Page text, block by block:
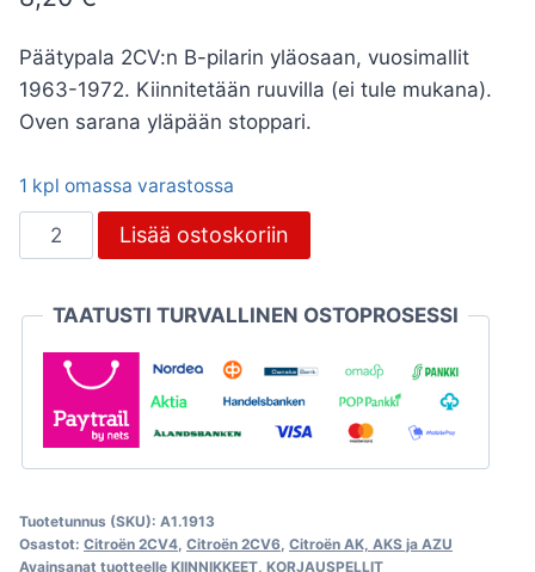
Päätypala 2CV:n B-pilarin yläosaan, vuosimallit
1963-1972. Kiinnitetään ruuvilla (ei tule mukana).
Oven sarana yläpään stoppari.
1 kpl omassa varastossa
Päätypala
2CV:n
pilarin
yläosaan,
Citroën
2CV
määrä
Lisää ostoskoriin
TAATUSTI TURVALLINEN OSTOPROSESSI
Tuotetunnus (SKU): A1.1913
Osastot: Citroën 2CV4 Citroën 2CV6 Citroën AK, AKS ja AZU
Avainsanat tuotteelle KIINNIKKEET KORJAUSPELLIT